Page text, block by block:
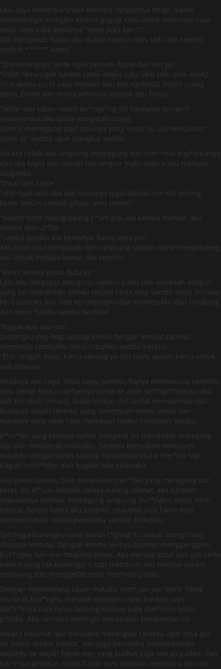
Lalu saya mencoba untuk menipis tangannya tetapi malah
menekannya mungkin karena gugup, Lalu untuk menutupi rasa
malu saya balik bertanya “tante juga kan???
Dia menjawab “kalau aku bukan karena clips tadi tapi karena
sentuh ****** kamu”
“Lho emangnya tante ngak pernah dapet dari om ya?
“Udah lama ngak karena tante selalu tidur jadi satu ama anak2
Trus waktu itu tv saya matikan lalu kita ngobrol2 disofa ruang
tamu, Entah dari mana akhirnya sampai aku Tanya
“tante mey kalau cewek ter*ngs*ng itu tandanya giman??
(sebenarnya aku udah mengetahuinya)
Sambil memegang pay*daranya yang sintal itu dia menjawab”
disini lo” sambil agak diangkat sedikit
Secara reflek aku langsung memegang dan mer*mas pay*daranya
dan dia kaget dan marah bercampur malu segera aku melepas
tanganku
“maaf deh tante ”
“ohh ngak apa-apa kok namanya juga laki-laki normal emang
kamu belum pernah gituan ama cewek?
“belum tante paling-paling c*um pipi aja karena mantan aku
semua alim-2″TM
“sambil berdiri dia bertanya “kamu mau jon”
Aku tidak bisa menjawab dan langsung tangan tante mengandeng
aku untuk menuju kamar aku sendiri,
“kunci semua pintu dulu ya”
Lalu aku bergegas mengunci semua pintu dan mulailah adegan
yang tak terpikirkan olehku terjadi tante mey Sambil terus tertawa
kecil tanteku ikut naik ke ranjangku dan memelukku dari belakang
dan menc*umku sambil berbisik,
“Nggak apa apa jon”..
Jantungku deg-deg, apalagi ketika dengan lembut tanteku
membelai rambutku terus tubuhku sambil berbisi,
“Ehh, jangan malu, kamu senang ya sini tante ajariin kamu untuk
jadi dewasa.
Mulanya aku ragu, takut kalau tanteku hanya memancing reaksiku
saja, tetapi ketika rab*annya turun ke arah sel*ngk*nganku aku
jadi berubah senang. Kuberanikan diri untuk menolehnya dan
kudapati wajah tanteku yang tersenyum manis sekali dan
matanya yang agak sayu membuat hatiku berbunga bunga.
K*nt*lku yang tadinya sudah mengecil itu mendadak meregang
lagi dan mendesak celanaku. Tanteku kemudian menciumi
wajahku dengan kasih sayang, tangannya mulai mer*ba lagi
bagian sens*tifku dari bagian luar celanaku,
Aku yakin tanteku bisa merasakan pen*sku yang meregang dan
keras itu, el*san tanteku terasa kurang nikmat, aku berpikir
seandainya tanteku memegang langsung bur*ngku, tentu lebih
nikmat. Belum habis aku berpikir, tiba-tiba saja Tante mey
memelorotkan celana pendekku sampai terlepas,
Sehingga burungku yang sudah t*gang itu bebas meng*cung
diudara terbuka. Dengan kelima jarinya tanteku menggenggam
bur*ngku dan mer*masnya pelan. Aku merasa gatal dan geli serta
nikmat yang tak kumengerti tapi membuat aku merasa seperti
melayang dan menggeliat serta mer*ntih pelan.
Dengan memandang tajam mataku, rem*san jari lentik Tante
Murni di bur*ngku menjadi semakin cepat bahkan juga
dik*c*knya naik turun kadang-kadang juga diel*snya buah
p*lirku. Aku semakin meringis merasakan kenikmatan ini,
Secara naluriah aku berusaha merangkul tanteku agar rasa geli
itu makin terasa nikmat. Aku juga berusaha menempelkan
wajahku ke wajah Tante mey yang kulihat juga merah padam dan
bib*rnya gemetar, nafas Tante mey semakin memburu dan dia